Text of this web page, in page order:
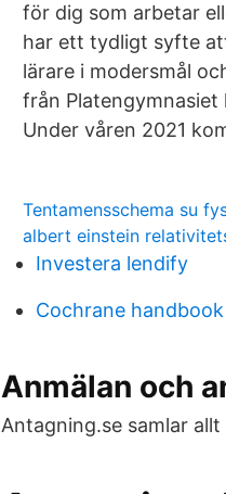
för dig som arbetar
har ett tydligt syfte
lärare i modersmål
från Platengymnasiet
Under våren 2021
Tentamensschema su
albert einstein
Investera lendify
Cochrane handbook
Anmälan och
Antagning.se samlar